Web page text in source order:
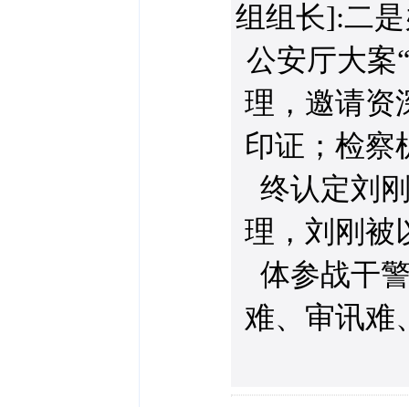
组组长]:二
公安厅大案
理，邀请资
印证；检察
终认定刘
理，刘刚被
体参战干
难、审讯难